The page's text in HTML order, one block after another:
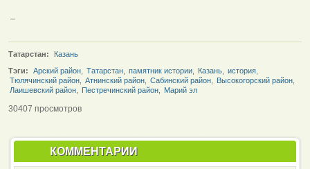
Татарстан:
Казань
Тэги:
Арский район Татарстан памятник истории Казань история
Тюлячинский район
Атнинский район Сабинский район Высокогорский район
Лаишевский район
Пестречинский район Марий эл
30407 просмотров
КОММЕНТАРИИ